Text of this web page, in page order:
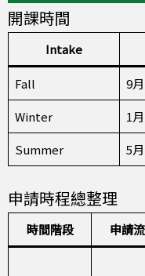
開課時間
Intake
Fall 9
Winter
1月
Summer
5月
申請時程總整理
時間階段 申請